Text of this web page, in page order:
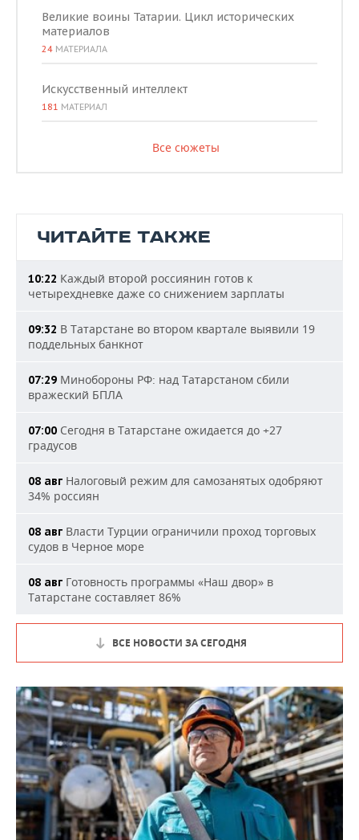
Великие воины Татарии. Цикл исторических
материалов
24 МАТЕРИАЛА
Искусственный интеллект
181 МАТЕРИАЛ
Все сюжеты
ЧИТАЙТЕ ТАКЖЕ
10:22 Каждый второй россиянин готов к
четырехдневке даже со снижением зарплаты
09:32 В Татарстане во втором квартале выявили 19
поддельных банкнот
07:29 Минобороны РФ: над Татарстаном сбили
вражеский БПЛА
07:00 Сегодня в Татарстане ожидается до +27
градусов
08 авг Налоговый режим для самозанятых одобряют
34% россиян
08 авг Власти Турции ограничили проход торговых
судов в Черное море
08 авг Готовность программы «Наш двор» в
Татарстане составляет 86%
ВСЕ НОВОСТИ ЗА СЕГОДНЯ